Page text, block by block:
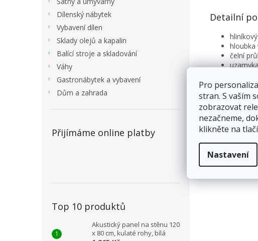
Pro
stran. S vaším
zobrazovat
nezačneme,
klikněte na
Nastavení
Dílenský nábytek
Vybavení dílen
Sklady olejů a kapalin
Balící stroje a skladování
Váhy
Gastronábytek a vybavení
Dům a zahrada
Přijímáme online platby
Top 10 produktů
Akustický panel na stěnu 120
x 80 cm, kulaté rohy, bílá
Detailní
čelní
bílá
pro
pomocí
pro
bílá
čelní